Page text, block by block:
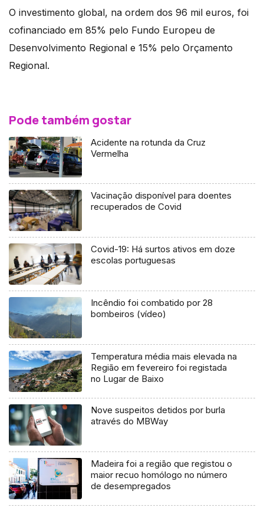
O investimento global, na ordem dos 96 mil euros, foi
cofinanciado em 85% pelo Fundo Europeu de
Desenvolvimento Regional e 15% pelo Orçamento
Regional.
Pode também gostar
Acidente na rotunda da Cruz
Vermelha
Vacinação disponível para doentes
recuperados de Covid
Covid-19: Há surtos ativos em doze
escolas portuguesas
Incêndio foi combatido por 28
bombeiros (vídeo)
Temperatura média mais elevada na
Região em fevereiro foi registada
no Lugar de Baixo
Nove suspeitos detidos por burla
através do MBWay
Madeira foi a região que registou o
maior recuo homólogo no número
de desempregados